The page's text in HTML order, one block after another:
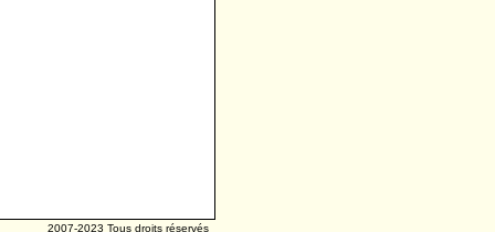
2007-2023 Tous droits réservés